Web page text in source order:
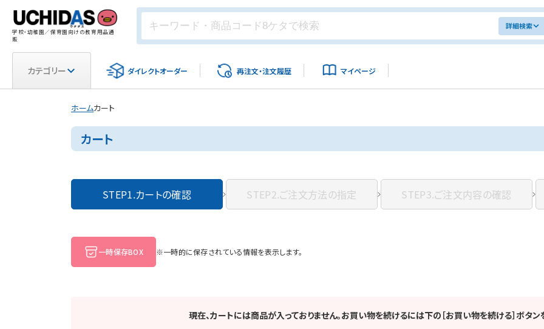
学校・幼稚園／保育園向けの教育用品通
販
詳細検索
カテゴリー ダイレクトオーダー 再注文・注文履歴 マイページ
ホームカート
カート
STEP1.カートの確認 STEP2.ご注文方法の指定 STEP3.ご注文内容の確認
一時保存BOX ※一時的に保存されている情報を表示します。
現在、カートには商品が入っておりません。お買い物を続けるには下の［お買い物を続ける］ボタン